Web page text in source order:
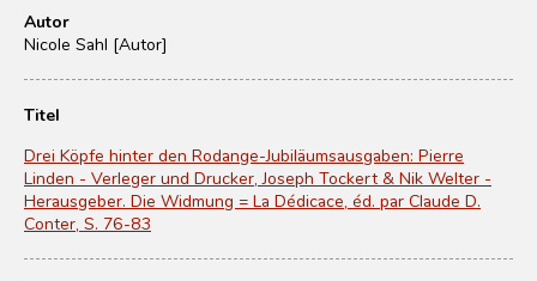
Autor
Nicole Sahl [Autor]
Titel
Drei Köpfe hinter den Rodange-Jubiläumsausgaben: Pierre
Linden - Verleger und Drucker, Joseph Tockert & Nik Welter -
Herausgeber. Die Widmung = La Dédicace, éd. par Claude D.
Conter, S. 76-83